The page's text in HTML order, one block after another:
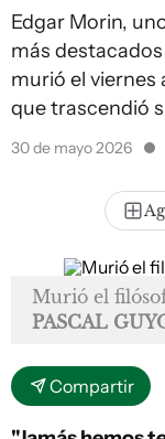
Edgar Morin,
más
murió el viernes
que trascendió
30 de mayo 2026
Murió el
PASCAL
Compartir